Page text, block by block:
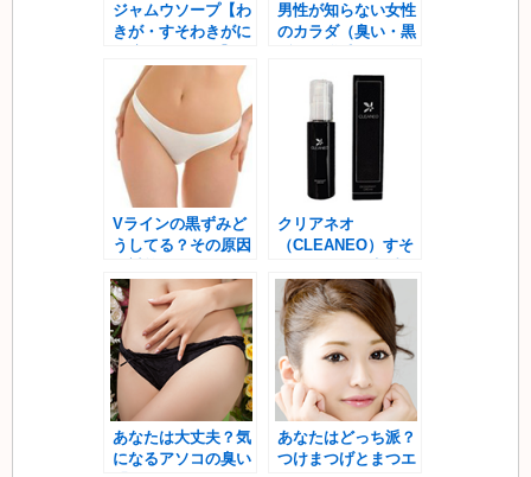
ジャムウソープ【わ
きが・すそわきがに
男性が知らない女性
のカラダ（臭い・黒
Vラインの黒ずみど
うしてる？その原因
クリアネオ
（CLEANEO）すそ
あなたは大丈夫？気
になるアソコの臭い
あなたはどっち派？
つけまつげとまつエ